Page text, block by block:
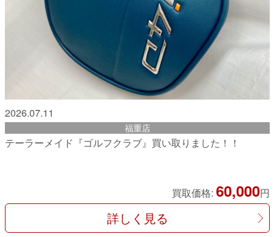
2026.07.11
福重店
テーラーメイド『ゴルフクラブ』買い取りました！！
買取価格: 60,000円
詳しく見る